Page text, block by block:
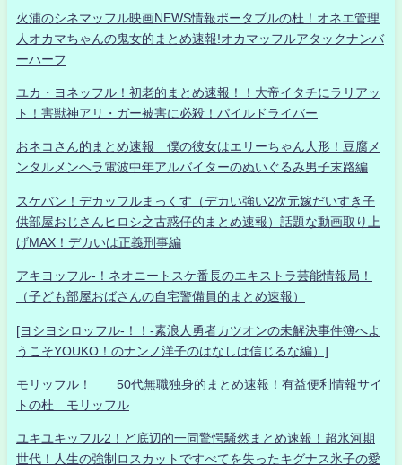
火浦のシネマッフル映画NEWS情報ポータブルの杜！オネエ管理
人オカマちゃんの鬼女的まとめ速報!オカマッフルアタックナンバ
ーハーフ
ユカ・ヨネッフル！初老的まとめ速報！！大帝イタチにラリアッ
ト！害獣神アリ・ガー被害に必殺！パイルドライバー
おネコさん的まとめ速報 僕の彼女はエリーちゃん人形！豆腐メ
ンタルメンヘラ電波中年アルバイターのぬいぐるみ男子末路編
スケバン！デカッフルまっくす（デカい強い2次元嫁だいすき子
供部屋おじさんヒロシ之古惑仔的まとめ速報）話題な動画取り上
げMAX！デカいは正義刑事編
アキヨッフル-！ネオニートスケ番長のエキストラ芸能情報局！
（子ども部屋おばさんの自宅警備員的まとめ速報）
[ヨシヨシロッフル-！！-素浪人勇者カツオンの未解決事件簿へよ
うこそYOUKO！のナンノ洋子のはなしは信じるな編）]
モリッフル！ 50代無職独身的まとめ速報！有益便利情報サイ
トの杜 モリッフル
ユキユキッフル2！ど底辺的一同驚愕騒然まとめ速報！超氷河期
世代！人生の強制ロスカットですべてを失ったキグナス氷子の愛